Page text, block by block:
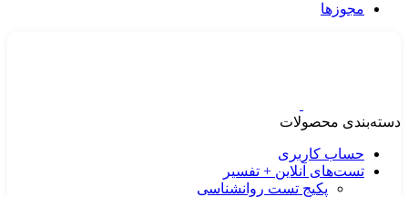
مجوزها
دسته‌بندی محصولات
حساب کاربری
تست‌های آنلاین + تفسیر
پکیج تست روانشناسی